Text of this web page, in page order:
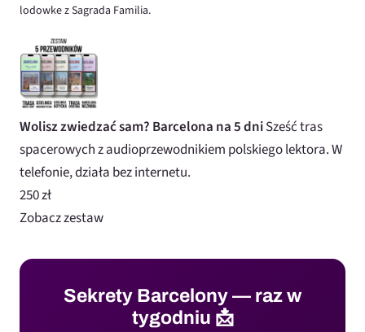
lodowke z Sagrada Familia.
Wolisz zwiedzać sam? Barcelona na 5 dniSześć tras
spacerowych z audioprzewodnikiem polskiego lektora. W
telefonie, działa bez internetu.
250 zł
Zobacz zestaw
Sekrety Barcelony — raz w
tygodniu 📩